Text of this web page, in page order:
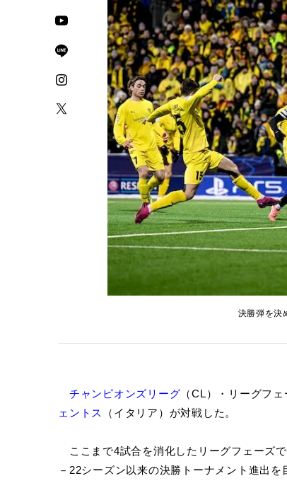
決勝弾を決
チャンピオンズリーグ （CL）・リーグフ
ェントス
（イタリア）が対戦した。
ここまで4試合を消化したリーグフェーズ
－22シーズン以来の決勝トーナメント進出